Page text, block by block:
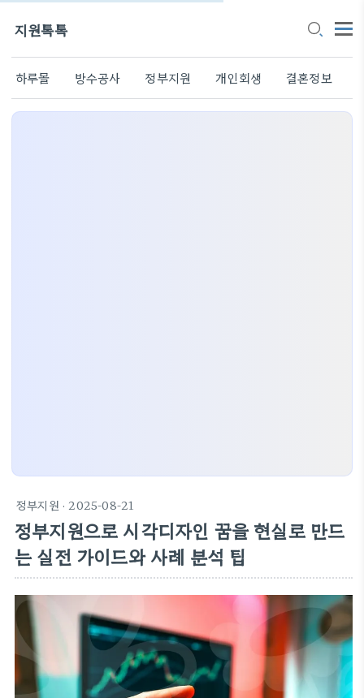
지원톡톡
하루몰 방수공사 정부지원 개인회생 결혼정보
정부지원 · 2025-08-21
정부지원으로 시각디자인 꿈을 현실로 만드
는 실전 가이드와 사례 분석 팁